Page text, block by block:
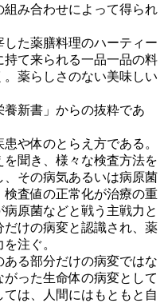
み合わせによって得られ
た薬膳料理のハーティー
て来られる一品一品の料
薬らしさのない美味しい
新書」からの抜粋であ
や体のとらえ方である。
聞き、様々な検査方法を
その病気あるいは病原菌
査値の正常化が治療の重
原菌などと戦う主戦力と
けの病変と認識され、薬
注ぐ。
る部分だけの病変ではな
った生命体の病変として
は、人間にはもともと自